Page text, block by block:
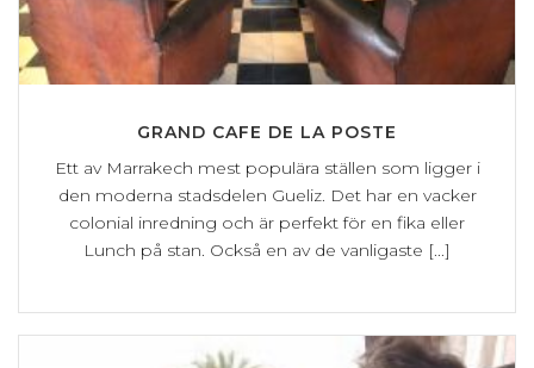
GRAND CAFE DE LA POSTE
Ett av Marrakech mest populära ställen som ligger i
den moderna stadsdelen Gueliz. Det har en vacker
colonial inredning och är perfekt för en fika eller
Lunch på stan. Också en av de vanligaste [...]